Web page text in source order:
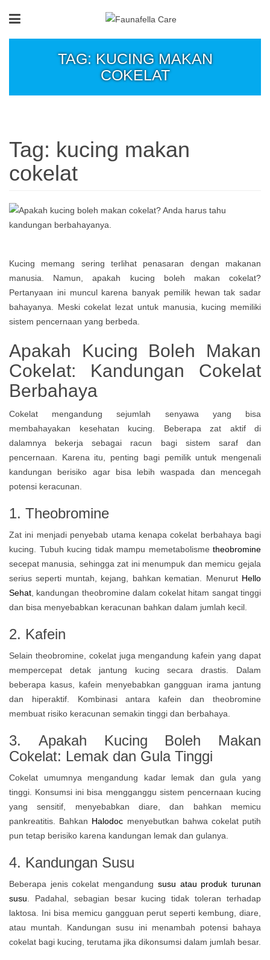
TAG: KUCING MAKAN
COKELAT
Tag: kucing makan
cokelat
Kucing memang sering terlihat penasaran dengan makanan
manusia. Namun, apakah kucing boleh makan cokelat?
Pertanyaan ini muncul karena banyak pemilik hewan tak sadar
bahayanya. Meski cokelat lezat untuk manusia, kucing memiliki
sistem pencernaan yang berbeda.
Apakah Kucing Boleh Makan
Cokelat: Kandungan Cokelat
Berbahaya
Cokelat mengandung sejumlah senyawa yang bisa
membahayakan kesehatan kucing. Beberapa zat aktif di
dalamnya bekerja sebagai racun bagi sistem saraf dan
pencernaan. Karena itu, penting bagi pemilik untuk mengenali
kandungan berisiko agar bisa lebih waspada dan mencegah
potensi keracunan.
1. Theobromine
Zat ini menjadi penyebab utama kenapa cokelat berbahaya bagi
kucing. Tubuh kucing tidak mampu memetabolisme theobromine
secepat manusia, sehingga zat ini menumpuk dan memicu gejala
serius seperti muntah, kejang, bahkan kematian. Menurut Hello
Sehat , kandungan theobromine dalam cokelat hitam sangat tinggi
dan bisa menyebabkan keracunan bahkan dalam jumlah kecil.
2. Kafein
Selain theobromine, cokelat juga mengandung kafein yang dapat
mempercepat detak jantung kucing secara drastis. Dalam
beberapa kasus, kafein menyebabkan gangguan irama jantung
dan hiperaktif. Kombinasi antara kafein dan theobromine
membuat risiko keracunan semakin tinggi dan berbahaya.
3. Apakah Kucing Boleh Makan
Cokelat: Lemak dan Gula Tinggi
Cokelat umumnya mengandung kadar lemak dan gula yang
tinggi. Konsumsi ini bisa mengganggu sistem pencernaan kucing
yang sensitif, menyebabkan diare, dan bahkan memicu
pankreatitis. Bahkan Halodoc menyebutkan bahwa cokelat putih
pun tetap berisiko karena kandungan lemak dan gulanya.
4. Kandungan Susu
Beberapa jenis cokelat mengandung susu atau produk turunan
susu . Padahal, sebagian besar kucing tidak toleran terhadap
laktosa. Ini bisa memicu gangguan perut seperti kembung, diare,
atau muntah. Kandungan susu ini menambah potensi bahaya
cokelat bagi kucing, terutama jika dikonsumsi dalam jumlah besar.